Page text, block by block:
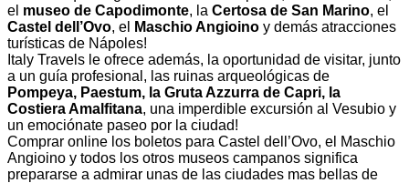
el museo de Capodimonte, la Certosa de San Marino, el
Castel dell’Ovo, el Maschio Angioino y demás atracciones
turísticas de Nápoles!
Italy Travels le ofrece además, la oportunidad de visitar, junto
a un guía profesional, las ruinas arqueológicas de
Pompeya, Paestum, la Gruta Azzurra de Capri, la
Costiera Amalfitana, una imperdible excursión al Vesubio y
un emociónate paseo por la ciudad!
Comprar online los boletos para Castel dell’Ovo, el Maschio
Angioino y todos los otros museos campanos significa
prepararse a admirar unas de las ciudades mas bellas de